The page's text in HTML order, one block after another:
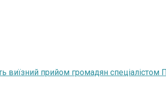
виїзний прийом громадян спеціалістом